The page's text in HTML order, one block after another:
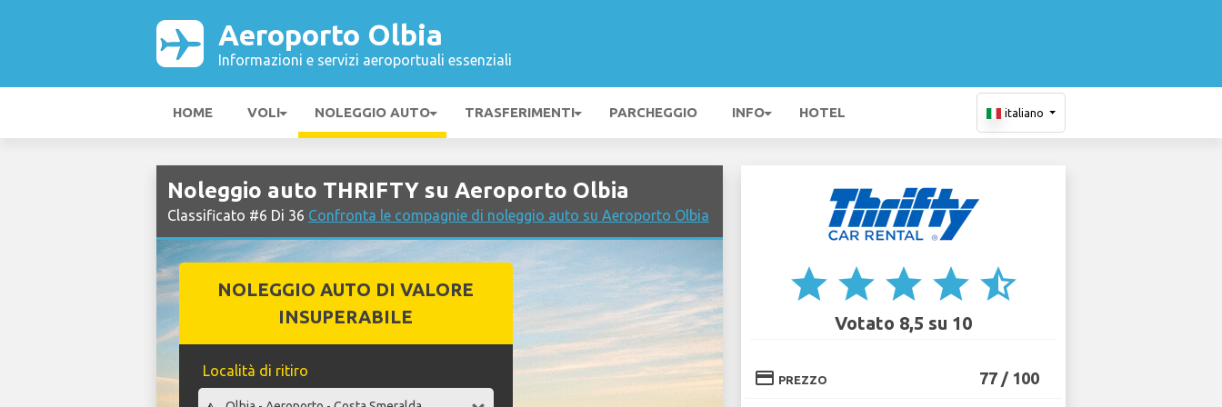
Aeroporto Olbia
Informazioni e servizi aeroportuali essenziali
HOME VOLI NOLEGGIO AUTO TRASFERIMENTI PARCHEGGIO INFO HOTEL italiano
Noleggio auto THRIFTY su Aeroporto Olbia
Classificato #6 Di 36 Confronta le compagnie di noleggio auto su Aeroporto Olbia
NOLEGGIO AUTO DI VALORE
INSUPERABILE
Località di ritiro
star star star star star_half
Votato 8,5 su 10
credit_card PREZZO 77 / 100